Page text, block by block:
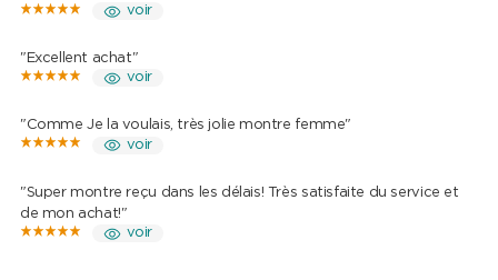
voir
"Excellent achat"
voir
"Comme Je la voulais, très jolie montre femme"
voir
"Super montre reçu dans les délais! Très satisfaite du service et
de mon achat!"
voir